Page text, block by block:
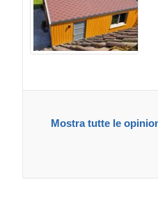
Mostra tutte le